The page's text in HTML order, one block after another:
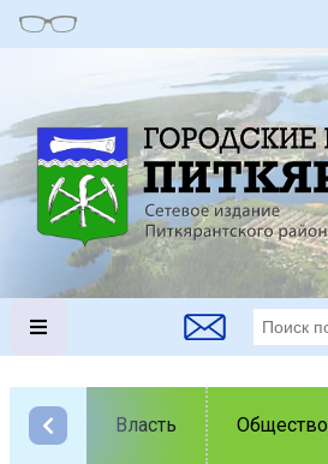
Власть Общество